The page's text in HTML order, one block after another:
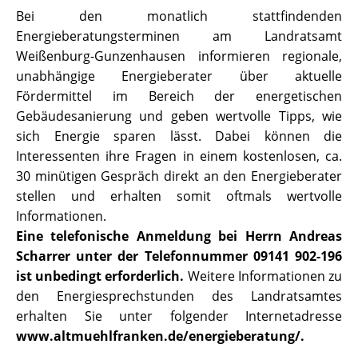
Bei den monatlich stattfindenden
Energieberatungsterminen am Landratsamt
Weißenburg-Gunzenhausen informieren regionale,
unabhängige Energieberater über aktuelle
Fördermittel im Bereich der energetischen
Gebäudesanierung und geben wertvolle Tipps, wie
sich Energie sparen lässt. Dabei können die
Interessenten ihre Fragen in einem kostenlosen, ca.
30 minütigen Gespräch direkt an den Energieberater
stellen und erhalten somit oftmals wertvolle
Informationen.
Eine telefonische Anmeldung bei Herrn Andreas
Scharrer unter der Telefonnummer 09141 902-196
ist unbedingt erforderlich. Weitere Informationen zu
den Energiesprechstunden des Landratsamtes
erhalten Sie unter folgender Internetadresse
www.altmuehlfranken.de/energieberatung/.